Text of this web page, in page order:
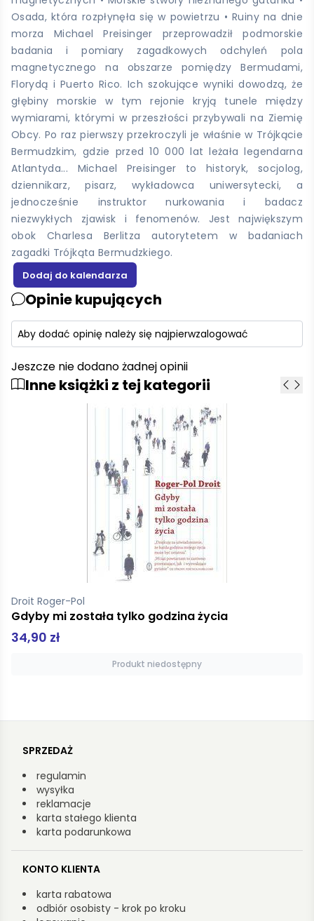
Osada, która rozpłynęła się w powietrzu • Ruiny na dnie
morza Michael Preisinger przeprowadził podmorskie
badania i pomiary zagadkowych odchyleń pola
magnetycznego na obszarze pomiędzy Bermudami,
Florydą i Puerto Rico. Ich szokujące wyniki dowodzą, że
głębiny morskie w tym rejonie kryją tunele między
wymiarami, którymi w przeszłości przybywali na Ziemię
Obcy. Po raz pierwszy przekroczyli je właśnie w Trójkącie
Bermudzkim, gdzie przed 10 000 lat leżała legendarna
Atlantyda... Michael Preisinger to historyk, socjolog,
dziennikarz, pisarz, wykładowca uniwersytecki, a
jednocześnie instruktor nurkowania i badacz
niezwykłych zjawisk i fenomenów. Jest największym
obok Charlesa Berlitza autorytetem w badaniach
zagadki Trójkąta Bermudzkiego.
Opinie kupujących
Aby dodać opinię należy się najpierwzalogować
Jeszcze nie dodano żadnej opinii
Inne książki z tej kategorii
życia Ponad wszelką wątpliwość
SPRZEDAŻ
regulamin
wysyłka
reklamacje
karta stałego klienta
karta podarunkowa
KONTO KLIENTA
karta rabatowa
odbiór osobisty - krok po kroku